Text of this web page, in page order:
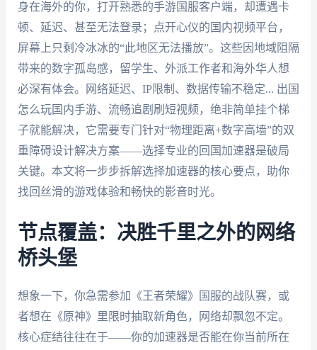
身在海外的你，打开熟悉的手游国服客户端，却遭遇卡
顿、延迟、甚至无法登录；点开心仪的国内视频平台，
屏幕上只剩冷冰冰的“此地区无法播放”。这些因地域阻隔
带来的数字孤岛感，留学生、外派工作者和海外华人想
必深有体会。网络延迟、IP限制、数据传输不稳定... 出国
怎么玩国内手游、流畅追剧刷短视频，绝非简单挂个梯
子就能解决，它需要专门针对“物理距离+数字高墙”的双
重障碍设计解决方案——选择专业的回国加速器是破局
关键。本文将一步步拆解选择加速器的核心要点，助你
找回丝滑的游戏体验和畅快的影音时光。
节点覆盖：决胜千里之外的网络
桥头堡
想象一下，你急需参加《王者荣耀》国服的战队赛，或
者想在《原神》里限时抽取新角色，网络却飘忽不定。
核心症结往往在于——你的加速器是否能在你当前所在